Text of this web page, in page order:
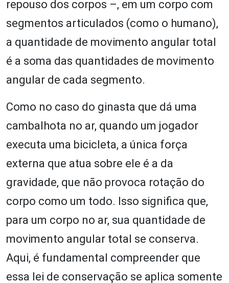
repouso dos corpos –, em um corpo com
segmentos articulados (como o humano),
a quantidade de movimento angular total
é a soma das quantidades de movimento
angular de cada segmento.
Como no caso do ginasta que dá uma
cambalhota no ar, quando um jogador
executa uma bicicleta, a única força
externa que atua sobre ele é a da
gravidade, que não provoca rotação do
corpo como um todo. Isso significa que,
para um corpo no ar, sua quantidade de
movimento angular total se conserva.
Aqui, é fundamental compreender que
essa lei de conservação se aplica somente